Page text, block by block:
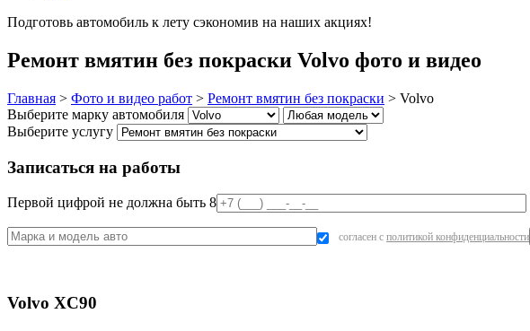
Подготовь автомобиль к лету сэкономив на наших акциях!
Ремонт вмятин без покраски Volvo фото и видео
Главная > Фото и видео работ > Ремонт вмятин без покраски > Volvo
Выберите марку автомобиля
Выберите услугу
Записаться на работы
Первой цифрой не должна быть 8
согласен с политикой конфиденциальности
Volvo XC90